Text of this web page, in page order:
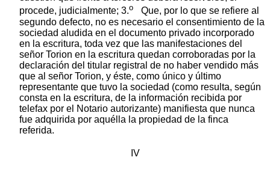
procede, judicialmente; 3.o Que, por lo que se refiere al
segundo defecto, no es necesario el consentimiento de la
sociedad aludida en el documento privado incorporado
en la escritura, toda vez que las manifestaciones del
señor Torion en la escritura quedan corroboradas por la
declaración del titular registral de no haber vendido más
que al señor Torion, y éste, como único y último
representante que tuvo la sociedad (como resulta, según
consta en la escritura, de la información recibida por
telefax por el Notario autorizante) manifiesta que nunca
fue adquirida por aquélla la propiedad de la finca
referida.
IV